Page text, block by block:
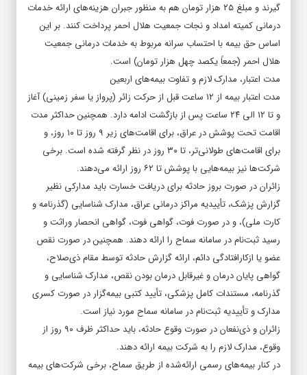
گیرند و مبلغ ۲۵ هزار تومان هم به منظور جبران هزینه‌های ارائه خدمات
درمانی کمیته امداد و نجات جمعیت هلال احمر پرداخت کنند. بر این
اساس حق بیمه با احتساب سرانه مربوط به خدمات درمانی جمعیت
هلال احمر (جمعاً یکصد چهل هزار تومان) است.
مدت اعتبار، مدارک لازم و تفاوت بیمه‌های اربعین
مدت اعتبار بیمه از ۱۲ ساعت قبل از حرکت زائر (پرواز یا سفر زمینی) آغاز
و تا ۱۲ الی ۲۴ ساعت پس از بازگشت ادامه دارد. همچنین حداکثر مدت
اقامت تحت پوشش در عراق، برای اقامت‌های زیر ۹ روز تا ۱۰ روز، و
برای اقامت‌های طولانی‌تر، تا ۳۰ روز در نظر گرفته شده است. برخی
شرکت‌ها نیز بیمه‌هایی با پوشش تا ۶۲ روز ارائه می‌دهند.
زائران در صورت بروز حادثه برای دریافت خسارت باید مدارکی نظیر
گزارش پزشک، تأییدیه مراکز درمانی عراق، مدارک شناسایی (گذرنامه و
کارت ملی)، و در صورت فوت، گواهی فوت، گواهی انحصار وراثت و
رسید ثبت‌نام در سامانه سماح را ارائه دهند. همچنین در صورت نقص
عضو یا ازکارافتادگی دائم، ارائه گزارش حادثه توسط مقام ذی‌صلاح،
گواهی پایان درمان و غیرقابل درمان بودن نقص، مدارک شناسایی و
گذرنامه، مستندات کامل پزشکی، تأیید کتبی بیمه‌گزار در صورت کسری
مدارک و تأییدیه ثبت‌نام در سامانه سماح مورد نیاز است.
زائران و ذی‌نفعان در صورت وقوع حادثه، باید حداکثر ظرف ۹۰ روز از
وقوع، مدارک لازم را به شرکت بیمه ارائه دهند.
در کنار بیمه‌های رسمی ارائه‌شده از طریق سماح، برخی شرکت‌های بیمه